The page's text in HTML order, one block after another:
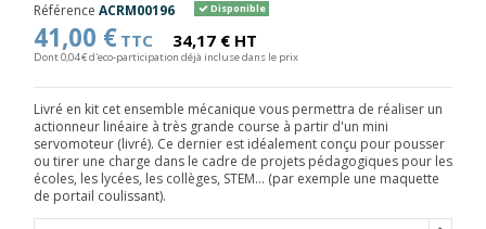
Référence ACRM00196 Disponible
41,00 € TTC 34,17 € HT
Dont 0,04 € d'eco-participation déjà incluse dans le prix
Livré en kit cet ensemble mécanique vous permettra de réaliser un
actionneur linéaire à très grande course à partir d'un mini
servomoteur (livré). Ce dernier est idéalement conçu pour pousser
ou tirer une charge dans le cadre de projets pédagogiques pour les
écoles, les lycées, les collèges, STEM... (par exemple une maquette
de portail coulissant).